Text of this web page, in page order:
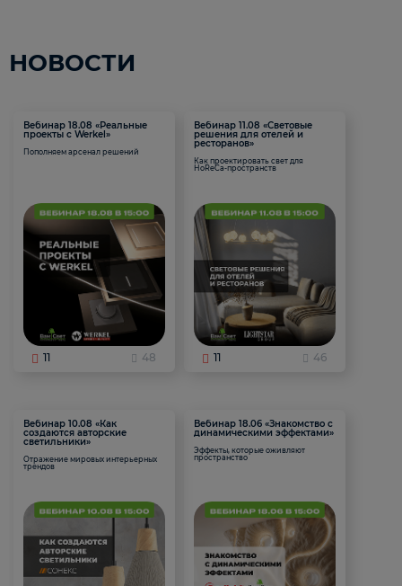
НОВОСТИ
Вебинар 18.08 «Реальные
проекты с Werkel»
Пополняем арсенал решений
11 48
Вебинар 11.08 «Световые
решения для отелей и
ресторанов»
Как проектировать свет для
HoReCa-пространств
11 46
Вебинар 10.08 «Как
создаются авторские
светильники»
Отражение мировых интерьерных
трендов
Вебинар 18.06 «Знакомство с
динамическими эффектами»
Эффекты, которые оживляют
пространство